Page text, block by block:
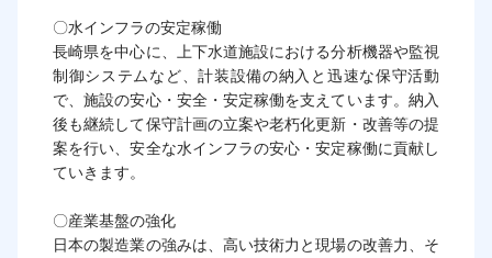
〇水インフラの安定稼働
長崎県を中心に、上下水道施設における分析機器や監視
制御システムなど、計装設備の納入と迅速な保守活動
で、施設の安心・安全・安定稼働を支えています。納入
後も継続して保守計画の立案や老朽化更新・改善等の提
案を行い、安全な水インフラの安心・安定稼働に貢献し
ていきます。
〇産業基盤の強化
日本の製造業の強みは、高い技術力と現場の改善力、そ